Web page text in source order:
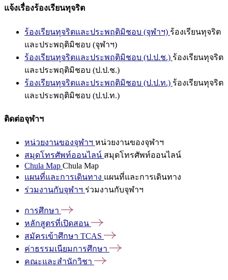
แจ้งเรื่องร้องเรียนทุจริต
ร้องเรียนทุจริตและประพฤติมิชอบ (จุฬาฯ) ร้องเรียนทุจริต
และประพฤติมิชอบ (จุฬาฯ)
ร้องเรียนทุจริตและประพฤติมิชอบ (ป.ป.ช.) ร้องเรียนทุจริต
และประพฤติมิชอบ (ป.ป.ช.)
ร้องเรียนทุจริตและประพฤติมิชอบ (ป.ป.ท.) ร้องเรียนทุจริต
และประพฤติมิชอบ (ป.ป.ท.)
ติดต่อจุฬาฯ
หน่วยงานของจุฬาฯ หน่วยงานของจุฬาฯ
สมุดโทรศัพท์ออนไลน์ สมุดโทรศัพท์ออนไลน์
Chula Map Chula Map
แผนที่และการเดินทาง แผนที่และการเดินทาง
ร่วมงานกับจุฬาฯ ร่วมงานกับจุฬาฯ
การศึกษา
หลักสูตรที่เปิดสอน
สมัครเข้าศึกษา TCAS
ค่าธรรมเนียมการศึกษา
คณะและสำนักวิชา